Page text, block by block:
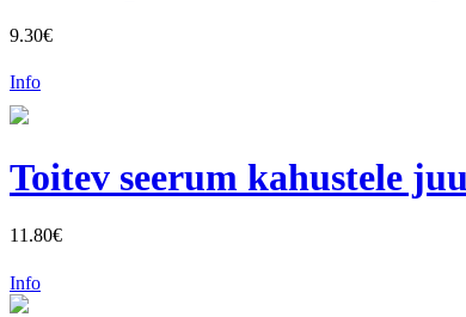
9.30€
Info
Toitev seerum kahustele
11.80€
Info